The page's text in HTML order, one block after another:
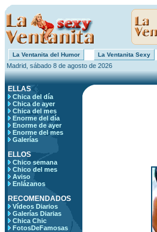
La Ventanita del Humor La Ventanita Sexy
Madrid, sábado 8 de agosto de 2026
ELLAS
Chica del día
Chica de ayer
Chica del mes
Enorme del día
Enorme de ayer
Enorme del mes
Galerías
ELLOS
Chico semana
Chico del mes
Aviso
Enlázanos
RECOMENDADOS
Vídeos Diarios
Galerías Diarias
Chica Chic
FotosDeFamosas